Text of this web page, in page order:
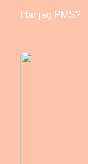
Har jag PMS?